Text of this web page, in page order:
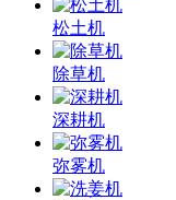
松土机
除草机
深耕机
弥雾机